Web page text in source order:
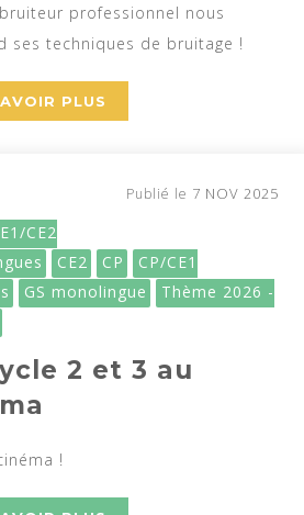
professionnel nous
ses techniques de bruitage !
PLUS
Publié le 7 NOV 2025
CE2
CE2 CP
CP/CE1
GS monolingue
Thème 2026 -
2 et 3 au
!